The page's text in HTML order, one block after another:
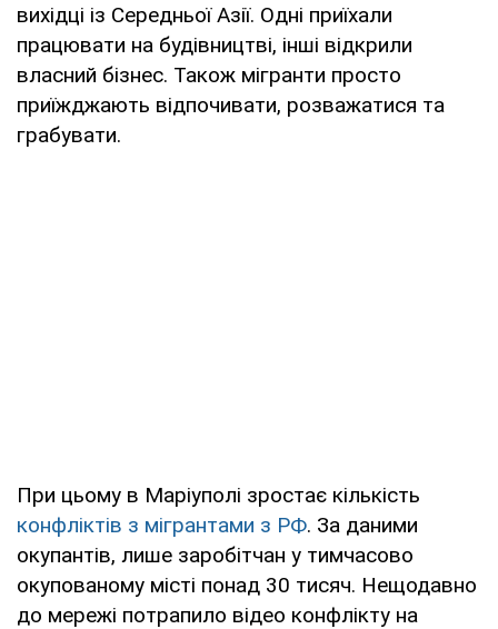
вихідці із Середньої Азії. Одні приїхали
працювати на будівництві, інші відкрили
власний бізнес. Також мігранти просто
приїжджають відпочивати, розважатися та
грабувати.
При цьому в Маріуполі зростає кількість
конфліктів з мігрантами з РФ. За даними
окупантів, лише заробітчан у тимчасово
окупованому місті понад 30 тисяч. Нещодавно
до мережі потрапило відео конфлікту на